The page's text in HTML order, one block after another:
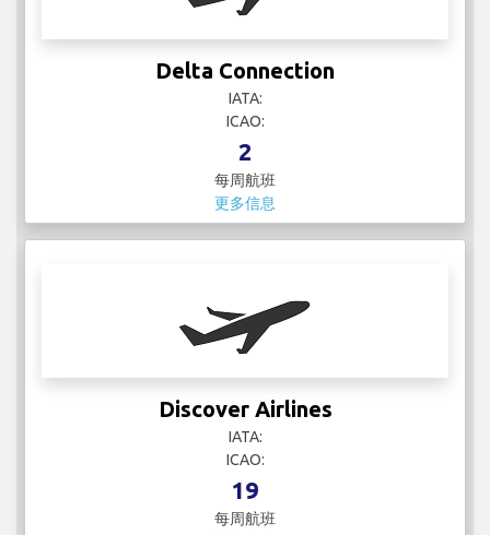
Delta Air Lines
IATA: DL
ICAO: DAL
939
每周航班
Delta Connection
IATA:
ICAO:
2